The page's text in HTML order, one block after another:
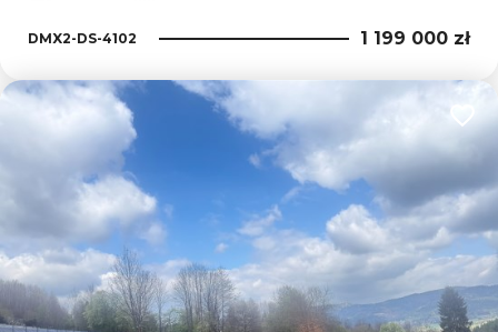
DMX2-DS-4102 1 199 000 zł